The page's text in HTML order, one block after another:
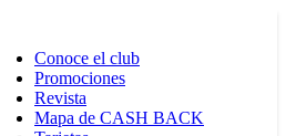
Conoce el club
Promociones
Revista
Mapa de CASH BACK